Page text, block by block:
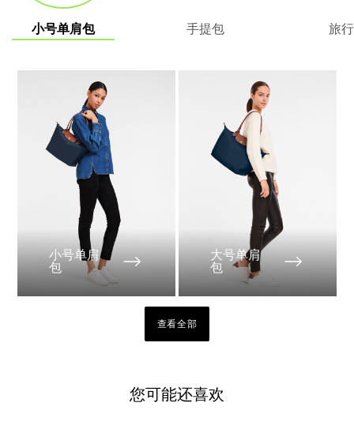
小号单肩包 手提包 旅
小号单肩
包
大号单肩
包
查看全部
您可能还喜欢